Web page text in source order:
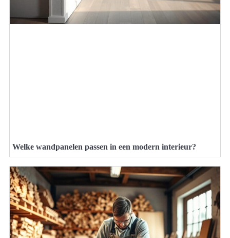
Welke wandpanelen passen in een modern interieur?